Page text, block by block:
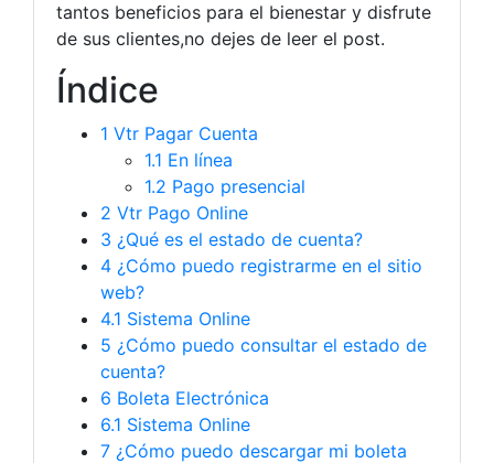
tantos beneficios para el bienestar y disfrute
de sus clientes,no dejes de leer el post.
Índice
1 Vtr Pagar Cuenta
1.1 En línea
1.2 Pago presencial
2 Vtr Pago Online
3 ¿Qué es el estado de cuenta?
4 ¿Cómo puedo registrarme en el sitio
web?
4.1 Sistema Online
5 ¿Cómo puedo consultar el estado de
cuenta?
6 Boleta Electrónica
6.1 Sistema Online
7 ¿Cómo puedo descargar mi boleta